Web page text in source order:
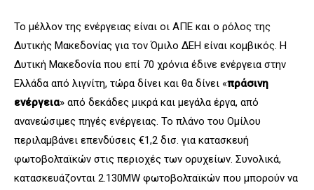
Το μέλλον της ενέργειας είναι οι ΑΠΕ και ο ρόλος της
Δυτικής Μακεδονίας για τον Όμιλο ΔΕΗ είναι κομβικός. Η
Δυτική Μακεδονία που επί 70 χρόνια έδινε ενέργεια στην
Ελλάδα από λιγνίτη, τώρα δίνει και θα δίνει «πράσινη
ενέργεια» από δεκάδες μικρά και μεγάλα έργα, από
ανανεώσιμες πηγές ενέργειας. Το πλάνο του Ομίλου
περιλαμβάνει επενδύσεις €1,2 δισ. για κατασκευή
φωτοβολταϊκών στις περιοχές των ορυχείων. Συνολικά,
κατασκευάζονται 2.130MW φωτοβολταϊκών που μπορούν να